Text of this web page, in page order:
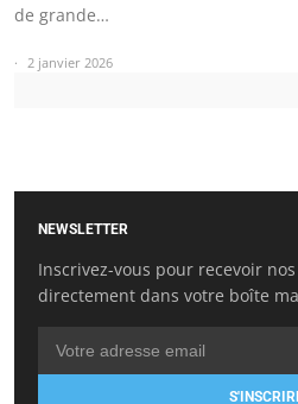
de grande…
2 janvier 2026
NEWSLETTER
Inscrivez-vous pour recevoir
directement dans votre boîte